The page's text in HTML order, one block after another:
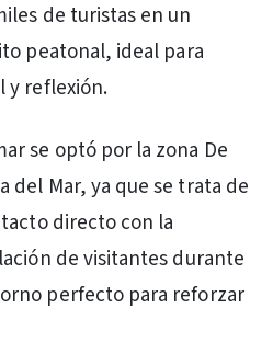
de turistas en un
peatonal, ideal para
y reflexión.
se optó por la zona De
del Mar, ya que se trata de
directo con la
de visitantes durante
perfecto para reforzar